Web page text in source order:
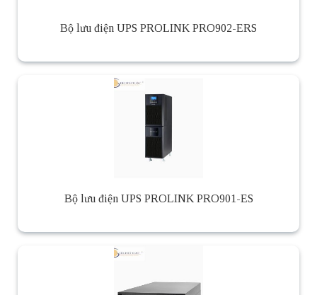
Bộ lưu điện UPS PROLINK PRO902-ERS
Bộ lưu điện UPS PROLINK PRO901-ES